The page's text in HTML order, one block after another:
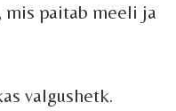
mis paitab meeli ja
valgushetk.